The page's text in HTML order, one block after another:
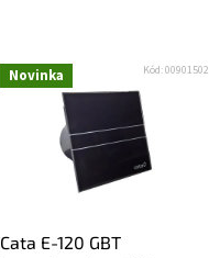
Novinka
Cata E-120 GBT
Kód:00901502